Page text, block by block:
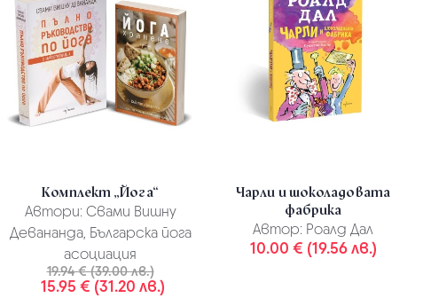
Комплект „Йога“
Автори: Свами Вишну
Девананда, Българска йога
асоциация
19.94 € (39.00 лв.)
15.95 € (31.20 лв.)
Чарли и шоколадовата
фабрика
Автор: Роалд Дал
10.00 € (19.56 лв.)